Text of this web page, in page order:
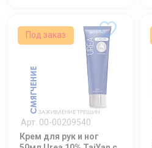
Под заказ
Арт. 00-00209540
Крем для рук и ног